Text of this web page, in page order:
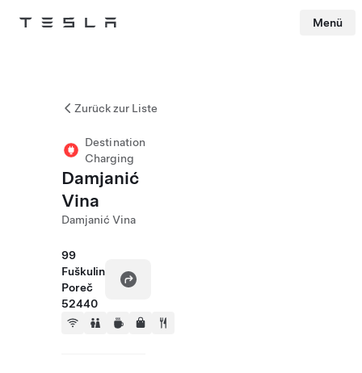
Tesla Menü
Zurück zur Liste
Destination
Charging
Damjanić
Vina
Damjanić Vina
99
Fuškulin
Poreč
52440